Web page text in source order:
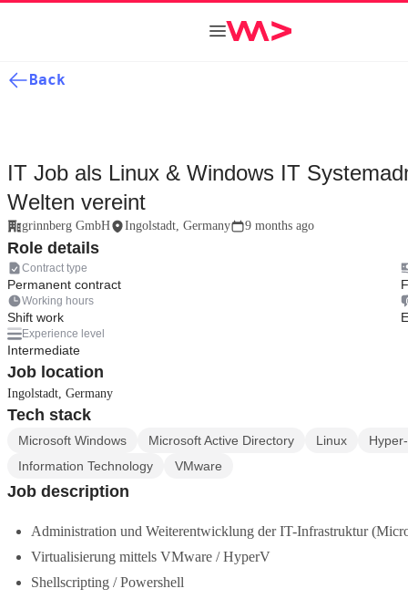
Back
IT Job als Linux & Windows IT
Welten vereint
grinnberg GmbH Ingolstadt, Germany 9 months ago
Role details
Contract type
Permanent contract
Working hours
Shift work
Experience level
Intermediate
Job location
Ingolstadt, Germany
Tech stack
Microsoft Windows Microsoft Active Directory Linux
Information Technology
VMware
Job description
Administration und Weiterentwicklung der IT-Infrastruktur
Virtualisierung mittels VMware / HyperV
Shellscripting / Powershell